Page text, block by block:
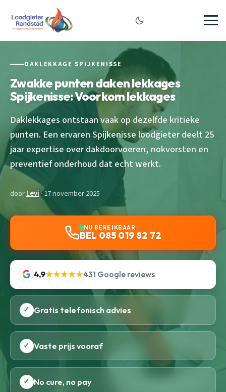
DAKLEKKAGE SPIJKENISSE
Zwakke punten daken lekkages
Spijkenisse: Voorkom lekkages
Daklekkages ontstaan vaak op dezelfde kritieke
punten. Een ervaren Spijkenisse loodgieter deelt 25
jaar expertise over dakdoorvoeren, nokvorsten en
preventief onderhoud dat echt werkt.
doorLevi· 17 november 2025
NU BEREIKBAAR
BEL 085 019 82 72
4,9★★★★★431 Google reviews
✓ Gratis telefonisch advies
✓ Vaste prijs vooraf
✓ No cure, no pay